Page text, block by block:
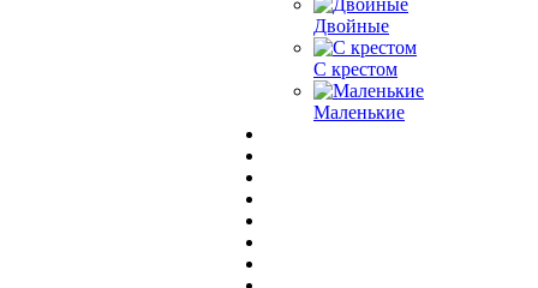
Двойные
С крестом
Маленькие